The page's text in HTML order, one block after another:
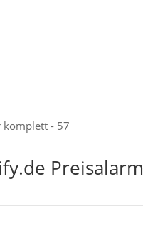
Preisalarm